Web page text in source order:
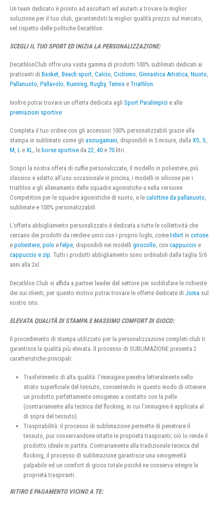
Un team dedicato è pronto ad ascoltarti ed aiutarti a trovare la miglior
soluzione per il tuo club, garantendoti la miglior qualità prezzo sul mercato,
nel rispetto delle politiche Decathlon.
SCEGLI IL TUO SPORT ED INIZIA LA PERSONALIZZAZIONE:
DecathlonClub offre una vasta gamma di prodotti 100% sublimati dedicati ai
praticanti di Basket, Beach sport, Calcio, Ciclismo, Ginnastica Artistica, Nuoto,
Pallanuoto, Pallavolo, Running, Rugby, Tennis e Triathlon.
Inoltre potrai trovare un offerta dedicata agli Sport Paralimpici e alle
premiazioni sportive
Completa il tuo ordine con gli accessori 100% personalizzabili grazie alla
stampa in sublimato come gli asciugamani , disponibili in 5 misure, dalla XS S
M L e XL , le borse sportive da 22 40 e 70 litri.
Scopri la nostra offera di cuffie personalizzate, il modello in poliestere, più
classico e adatto all’uso occasionale in piscina, i modelli in silicone per i
triathlon e gli allenamento delle squadre agonistiche e nella versione
Competition per le squadre agonistiche di nuoto, e le calottine da pallanuoto,
sublimate e 100% personalizzabili
L’offerta abbigliamento personalizzato è dedicata a tutte le collettività che
cercano dei prodotti da rendere unici con i proprio loghi, cometshirt in cotone
e poliestere, polo e felpe, disponibili nei modelli girocollo, con cappuccio e
cappuccio e zip. Tutti i prodotti abbigliamento sono ordinabili dalla taglia 5/6
anni alla 2xl.
Decathlon Club si affida a partner leader del settore per soddisfare le richieste
dei sui clienti, per questo motivo potrai trovare le offerte dedicate di Joma sul
nostro sito.
ELEVATA QUALITÀ DI STAMPA E MASSIMO COMFORT DI GIOCO:
Il procedimento di stampa utilizzato per la personalizzazione completi club ti
garantisce la qualità più elevata. Il processo di SUBLIMAZIONE presenta 2
caratteristiche principali:
Trasferimento di alta qualità: l’immagine penetra letteralmente nello
strato superficiale del tessuto, consentendo in questo modo di ottenere
un prodotto perfettamente omogeneo a contatto con la pelle
(contrariamente alla tecnica del flocking, in cui l’immagine è applicata al
di sopra del tessuto).
Traspirabilità: il processo di sublimazione permette di penetrare il
tessuto, pur conservandone intatte le proprietà traspiranti; ciò lo rende il
prodotto ideale in partita. Contrariamente alla tradizionale tecnica del
flocking, il processo di sublimazione garantisce una omogeneità
palpabile ed un comfort di gioco totale poiché ne conserva integre le
proprietà traspiranti.
RITIRO E PAGAMENTO VICINO A TE: